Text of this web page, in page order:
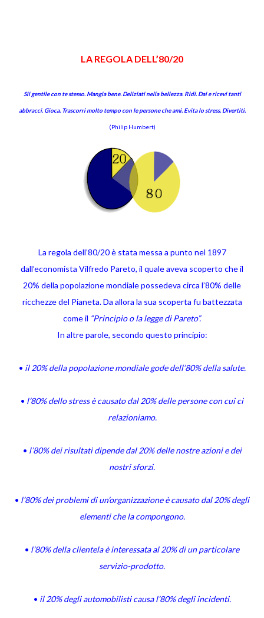
LA REGOLA DELL’80/20
Sii gentile con te stesso. Mangia bene. Deliziati nella bellezza. Ridi. Dai e ricevi tanti
abbracci. Gioca. Trascorri molto tempo con le persone che ami. Evita lo stress. Divertiti.
(Philip Humbert)
La regola dell’80/20 è stata messa a punto nel 1897
dall’economista Vilfredo Pareto, il quale aveva scoperto che il
20% della popolazione mondiale possedeva circa l’80% delle
ricchezze del Pianeta. Da allora la sua scoperta fu battezzata
come il “Principio o la legge di Pareto”.
In altre parole, secondo questo principio:
• il 20% della popolazione mondiale gode dell’80% della salute.
• l’80% dello stress è causato dal 20% delle persone con cui ci
relazioniamo.
• l’80% dei risultati dipende dal 20% delle nostre azioni e dei
nostri sforzi.
• l’80% dei problemi di un’organizzazione è causato dal 20% degli
elementi che la compongono.
• l’80% della clientela è interessata al 20% di un particolare
servizio-prodotto.
• il 20% degli automobilisti causa l’80% degli incidenti.